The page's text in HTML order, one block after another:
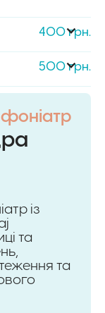
400 грн.
500 грн.
із
та
та